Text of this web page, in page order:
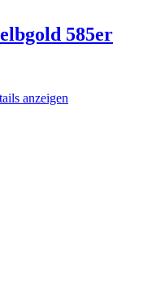
585er
anzeigen